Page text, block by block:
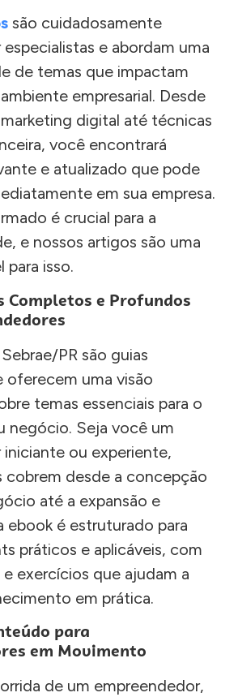
são cuidadosamente
e abordam uma
de temas que impactam
empresarial. Desde
digital até técnicas
você encontrará
e atualizado que pode
em sua empresa.
é crucial para a
e nossos artigos são uma
isso.
Completos e Profundos
PR são guias
uma visão
temas essenciais para o
negócio. Seja você um
ou experiente,
cobrem desde a concepção
até a expansão e
ebook é estruturado para
práticos e aplicáveis, com
exercícios que ajudam a
em prática.
para
em Movimento
de um empreendedor,